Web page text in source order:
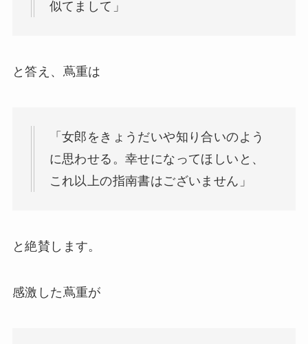
似てまして」
と答え、蔦重は
「女郎をきょうだいや知り合いのよう
に思わせる。幸せになってほしいと、
これ以上の指南書はございません」
と絶賛します。
感激した蔦重が